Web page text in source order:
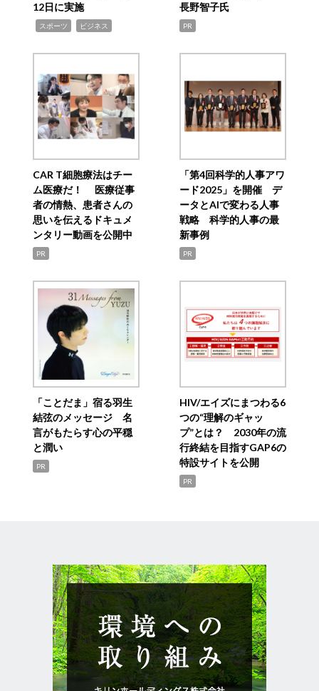
12日に実施
スポーツ ビジネス
長野智子氏
PR
CAR T細胞療法はチー
ム医療だ！ 医療従事
者の情熱、患者さんの
思いを伝えるドキュメ
ンタリー動画を公開中
PR
「第4回科学的人事アワ
ード2025」を開催 デ
ータとAIで変わる人事
戦略 科学的人事の最
新事例
PR
「ことだま」宿る羽生
結弦のメッセージ 名
言がもたらす心の平穏
と潤い
PR
HIV/エイズにまつわる6
つの“理解のギャッ
プ”とは？ 2030年の流
行終結を目指すGAP6の
特設サイトを公開
PR